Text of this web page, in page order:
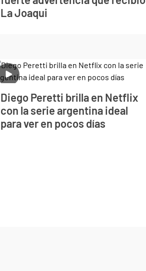
La Joaqui
Diego Peretti brilla en Netflix
con la serie argentina ideal
para ver en pocos días